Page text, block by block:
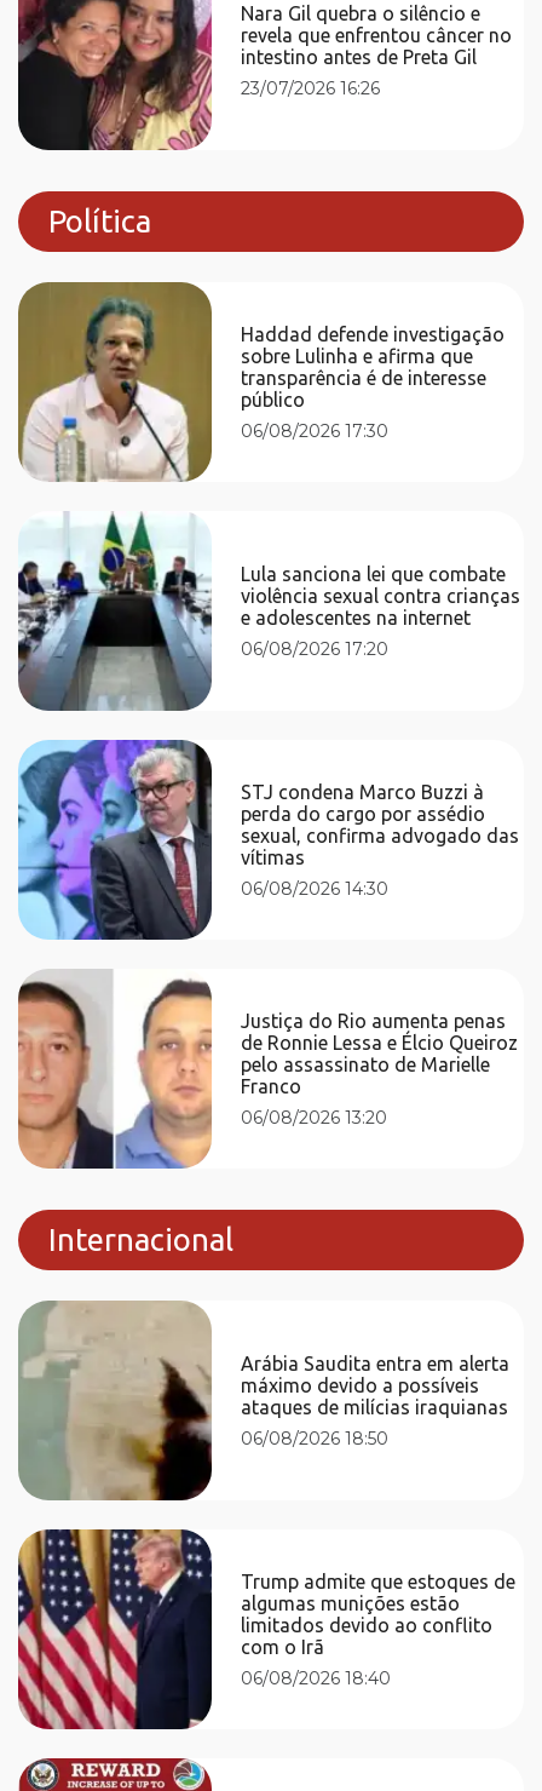
Nara Gil quebra o silêncio e
revela que enfrentou câncer no
intestino antes de Preta Gil
23/07/2026 16:26
Política
Haddad defende investigação
sobre Lulinha e afirma que
transparência é de interesse
público
06/08/2026 17:30
Lula sanciona lei que combate
violência sexual contra crianças
e adolescentes na internet
06/08/2026 17:20
STJ condena Marco Buzzi à
perda do cargo por assédio
sexual, confirma advogado das
vítimas
06/08/2026 14:30
Justiça do Rio aumenta penas
de Ronnie Lessa e Élcio Queiroz
pelo assassinato de Marielle
Franco
06/08/2026 13:20
Internacional
Arábia Saudita entra em alerta
máximo devido a possíveis
ataques de milícias iraquianas
06/08/2026 18:50
Trump admite que estoques de
algumas munições estão
limitados devido ao conflito
com o Irã
06/08/2026 18:40